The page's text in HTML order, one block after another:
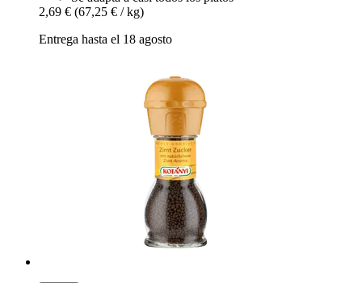
2,69 € (67,25 € / kg)
Entrega hasta el 18 agosto